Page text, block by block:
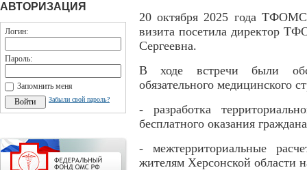
АВТОРИЗАЦИЯ
Логин:
Пароль:
Запомнить меня
Забыли свой пароль?
20 октября 2025 года
визита посетила директор
Сергеевна.
В ходе встречи были
обязательного медицинского
- разработка
бесплатного оказания
- межтерриториальные
жителям Херсонской области